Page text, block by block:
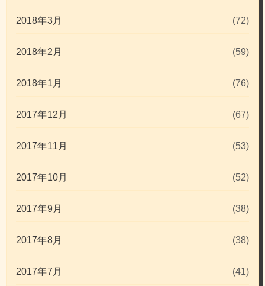
2018年3月 (72)
2018年2月 (59)
2018年1月 (76)
2017年12月 (67)
2017年11月 (53)
2017年10月 (52)
2017年9月 (38)
2017年8月 (38)
2017年7月 (41)